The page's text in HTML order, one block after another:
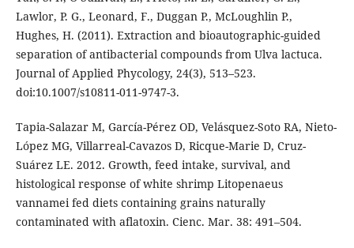
Lawlor, P. G., Leonard, F., Duggan P., McLoughlin P.,
Hughes, H. (2011). Extraction and bioautographic-guided
separation of antibacterial compounds from Ulva lactuca.
Journal of Applied Phycology, 24(3), 513–523.
doi:10.1007/s10811-011-9747-3.
Tapia-Salazar M, García-Pérez OD, Velásquez-Soto RA, Nieto-
López MG, Villarreal-Cavazos D, Ricque-Marie D, Cruz-
Suárez LE. 2012. Growth, feed intake, survival, and
histological response of white shrimp Litopenaeus
vannamei fed diets containing grains naturally
contaminated with aflatoxin. Cienc. Mar. 38: 491–504.